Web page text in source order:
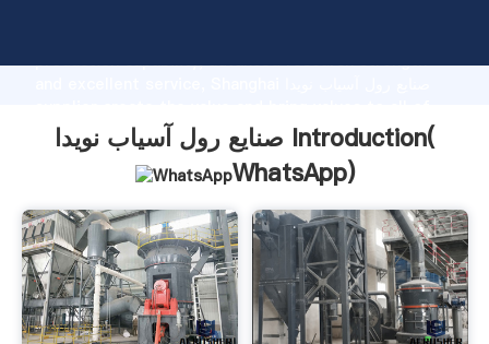
production capability, advanced research strength
customers.
صنایع رول آسیاب نویدا Introduction(
WhatsApp)